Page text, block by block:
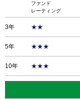
ファンド
レーティング
3年 ★★
5年 ★★★
10年 ★★★